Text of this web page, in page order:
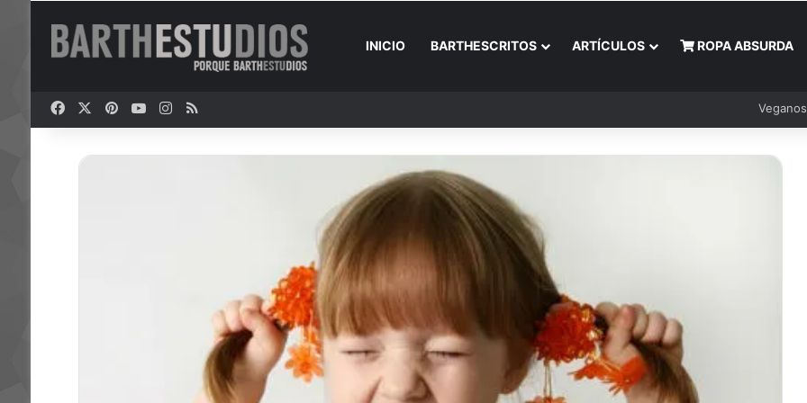
INICIO BARTHESCRITOS ARTÍCULOS ROPA ABSURDA
FacebookPinterestYouTubeInstagram
RSS